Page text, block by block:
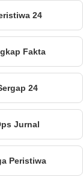
24
Fakta
24
Jurnal
Peristiwa